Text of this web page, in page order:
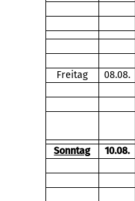
Freitag 08.08.
Sonntag 10.08.